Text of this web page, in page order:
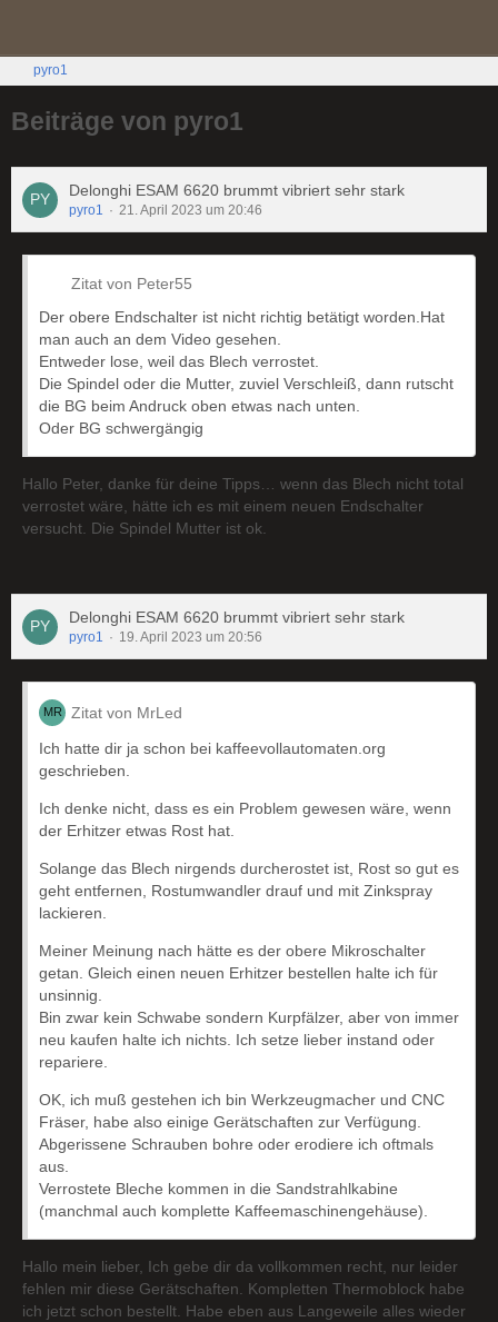
pyro1
Beiträge von pyro1
Delonghi ESAM 6620 brummt vibriert sehr stark
pyro1 21. April 2023 um 20:46
Zitat von Peter55
Der obere Endschalter ist nicht richtig betätigt worden.Hat
man auch an dem Video gesehen.
Entweder lose, weil das Blech verrostet.
Die Spindel oder die Mutter, zuviel Verschleiß, dann rutscht
die BG beim Andruck oben etwas nach unten.
Oder BG schwergängig
Hallo Peter, danke für deine Tipps… wenn das Blech nicht total
verrostet wäre, hätte ich es mit einem neuen Endschalter
versucht. Die Spindel Mutter ist ok.
Delonghi ESAM 6620 brummt vibriert sehr stark
pyro1 19. April 2023 um 20:56
Zitat von MrLed
Ich hatte dir ja schon bei kaffeevollautomaten.org
geschrieben.
Ich denke nicht, dass es ein Problem gewesen wäre, wenn
der Erhitzer etwas Rost hat.
Solange das Blech nirgends durcherostet ist, Rost so gut es
geht entfernen, Rostumwandler drauf und mit Zinkspray
lackieren.
Meiner Meinung nach hätte es der obere Mikroschalter
getan. Gleich einen neuen Erhitzer bestellen halte ich für
unsinnig.
Bin zwar kein Schwabe sondern Kurpfälzer, aber von immer
neu kaufen halte ich nichts. Ich setze lieber instand oder
repariere.
OK, ich muß gestehen ich bin Werkzeugmacher und CNC
Fräser, habe also einige Gerätschaften zur Verfügung.
Abgerissene Schrauben bohre oder erodiere ich oftmals
aus.
Verrostete Bleche kommen in die Sandstrahlkabine
(manchmal auch komplette Kaffeemaschinengehäuse).
Hallo mein lieber, Ich gebe dir da vollkommen recht, nur leider
fehlen mir diese Gerätschaften. Kompletten Thermoblock habe
ich jetzt schon bestellt. Habe eben aus Langeweile alles wieder